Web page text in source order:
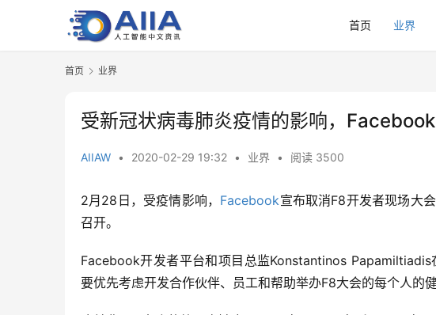
首页 业界
首页 业界
受新冠状病毒肺炎疫情的影响，Facebook
AIIAW • 2020-02-29 19:32 • 业界 • 阅读 3500
2月28日，受疫情影响， Facebook宣布取消F8开发者现场大
召开。
Facebook开发者平台和项目总监Konstantinos
要优先考虑开发合作伙伴、员工和帮助举办F8大会的每个人的